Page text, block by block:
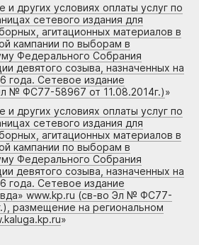
других условиях оплаты услуг по
сетевого издания для
агитационных материалов в
кампании по выборам в
Федерального Собрания
девятого созыва, назначенных на
года. Сетевое издание
№ ФС77-58967 от 11.08.2014г.)»
других условиях оплаты услуг по
сетевого издания для
агитационных материалов в
кампании по выборам в
Федерального Собрания
девятого созыва, назначенных на
года. Сетевое издание
www.kp.ru (св-во Эл № ФС77-
размещение на региональном
»